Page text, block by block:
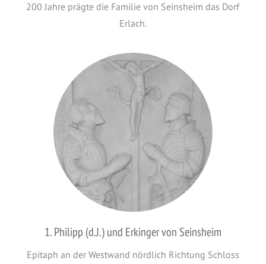
200 Jahre prägte die Familie von Seinsheim das Dorf
Erlach.
1. Philipp (d.J.) und Erkinger von Seinsheim
Epitaph an der Westwand nördlich Richtung Schloss